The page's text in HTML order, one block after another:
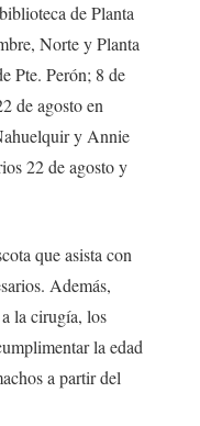
de Planta
Norte y Planta
Pte. Perón; 8 de
de agosto en
y Annie
22 de agosto y
que asista con
Además,
la cirugía, los
la edad
a partir del